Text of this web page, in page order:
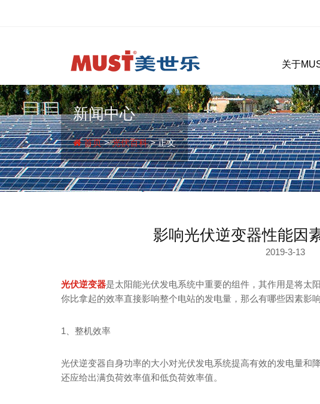
关于
新闻中心
首页>光伏百科> 正文
影响光伏逆变器性能因
2019-3-13
光伏逆变器是太阳能光伏发电系统中重要的组件，其作用是将太
你比拿起的效率直接影响整个电站的发电量，那么有哪些因素影
1、整机效率
光伏逆变器自身功率的大小对光伏发电系统提高有效的发电量和
还应给出满负荷效率值和低负荷效率值。